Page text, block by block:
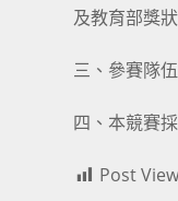
及教育部獎狀
三、參賽隊
四、本競賽
Post